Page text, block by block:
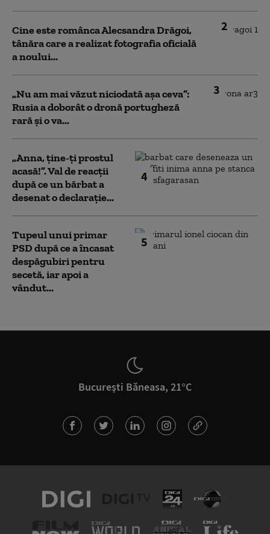
2
Cine este românca Alecsandra Drăgoi,
tânăra care a realizat fotografia oficială
a noului...
3
„Nu am mai văzut niciodată așa ceva”:
Rusia a doborât o dronă portugheză
rară și o va...
4
„Anna, ţine-ţi prostul
acasă!”. Val de reacții
după ce un bărbat a
desenat o declarație...
5
Tupeul unui primar
PSD după ce a încasat
despăgubiri pentru
secetă, iar apoi a
vândut...
București Băneasa, 21°C